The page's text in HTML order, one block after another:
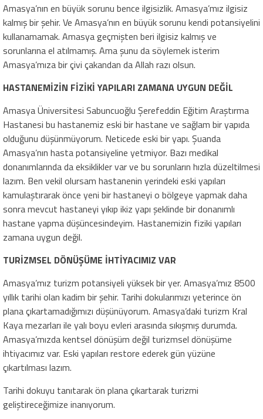
Amasya’nın en büyük sorunu bence ilgisizlik. Amasya’mız ilgisiz
kalmış bir şehir. Ve Amasya’nın en büyük sorunu kendi potansiyelini
kullanamamak. Amasya geçmişten beri ilgisiz kalmış ve
sorunlarına el atılmamış. Ama şunu da söylemek isterim
Amasya’mıza bir çivi çakandan da Allah razı olsun.
HASTANEMİZİN FİZİKİ YAPILARI ZAMANA UYGUN DEĞİL
Amasya Üniversitesi Sabuncuoğlu Şerefeddin Eğitim Araştırma
Hastanesi bu hastanemiz eski bir hastane ve sağlam bir yapıda
olduğunu düşünmüyorum. Neticede eski bir yapı. Şuanda
Amasya’nın hasta potansiyeline yetmiyor. Bazı medikal
donanımlarında da eksiklikler var ve bu sorunların hızla düzeltilmesi
lazım. Ben vekil olursam hastanenin yerindeki eski yapıları
kamulaştırarak önce yeni bir hastaneyi o bölgeye yapmak daha
sonra mevcut hastaneyi yıkıp ikiz yapı şeklinde bir donanımlı
hastane yapma düşüncesindeyim. Hastanemizin fiziki yapıları
zamana uygun değil.
TURİZMSEL DÖNÜŞÜME İHTİYACIMIZ VAR
Amasya’mız turizm potansiyeli yüksek bir yer. Amasya’mız 8500
yıllık tarihi olan kadim bir şehir. Tarihi dokularımızı yeterince ön
plana çıkartamadığımızı düşünüyorum. Amasya’daki turizm Kral
Kaya mezarları ile yalı boyu evleri arasında sıkışmış durumda.
Amasya’mızda kentsel dönüşüm değil turizmsel dönüşüme
ihtiyacımız var. Eski yapıları restore ederek gün yüzüne
çıkartılması lazım.
Tarihi dokuyu tanıtarak ön plana çıkartarak turizmi
geliştireceğimize inanıyorum.